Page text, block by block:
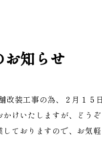
お知らせ
改装工事の為、２月１
けいたしますが、どう
ておりますので、お気